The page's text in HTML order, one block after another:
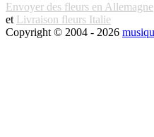
Envoyer des fleurs en Allemagne
et Livraison fleurs Italie
Copyright © 2004 - 2026